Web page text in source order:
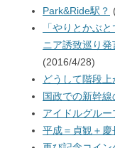
Park&Ride駅？
「やりとかぶ
ニア誘致巡り
(2016/4/28)
どうして階段
国政での新幹線
アイドルグル
平成＝貞観＋慶